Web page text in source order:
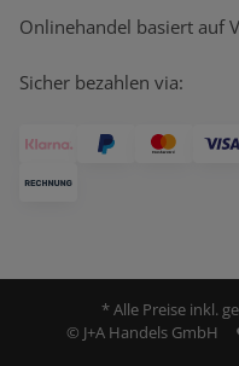
Onlinehandel basiert auf
Sicher bezahlen via:
* Alle Preise inkl.
© J+A Handels GmbH